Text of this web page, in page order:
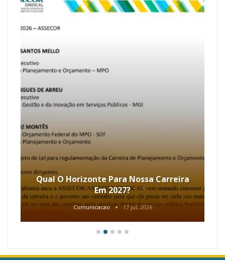
Qual O Horizonte Para Nossa Carreira
Em 2027?
Comunicacao 17 jul, 2026